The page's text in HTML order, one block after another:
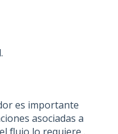
es importante
asociadas a